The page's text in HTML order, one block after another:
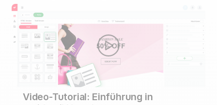
Video-Tutorial: Einführung in